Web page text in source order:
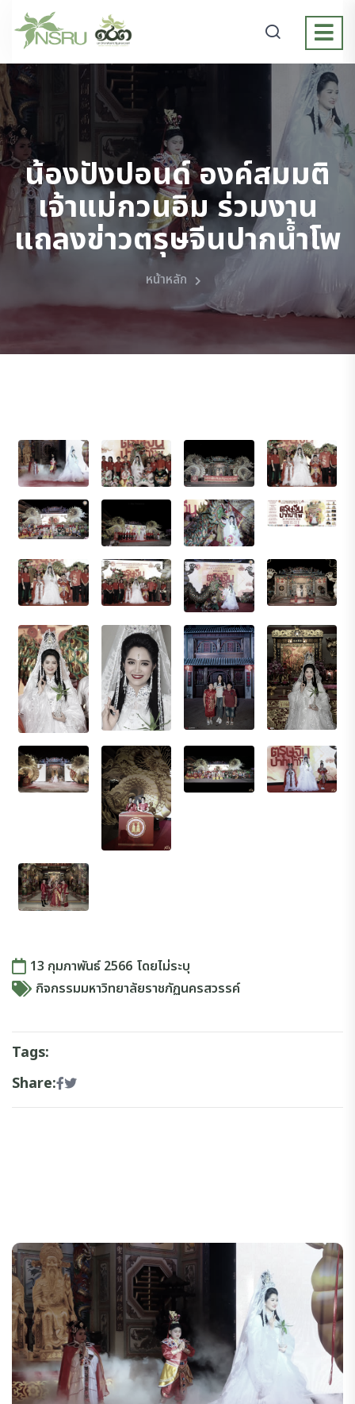
น้องปังปอนด์ องค์สมมติ
เจ้าแม่กวนอิม ร่วมงาน
แถลงข่าวตรุษจีนปากน้ำโพ
หน้าหลัก
13 กุมภาพันธ์ 2566 โดยไม่ระบุ
กิจกรรมมหาวิทยาลัยราชภัฏนครสวรรค์
Tags:
Share: